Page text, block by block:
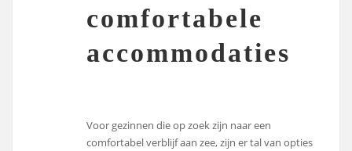
comfortabele
accommodaties
Voor gezinnen die op zoek zijn naar een
comfortabel verblijf aan zee, zijn er tal van opties